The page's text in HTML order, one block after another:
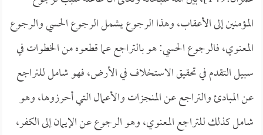
المؤمنين إلى الأعقاب، وهذا الرجوع يشمل الرجوع الحسي والرجوع
المعنوي، فالرجوع الحسي: هو بالتراجع عما قطعوه من الخطوات في
سبيل التقدم في تحقيق الاستخلاف في الأرض، فهو شامل للتراجع
عن المبادئ والتراجع عن المنجزات والأعمال التي أحرزوها، وهو
شامل كذلك للتراجع المعنوي، وهو الرجوع عن الإيمان إلى الكفر،